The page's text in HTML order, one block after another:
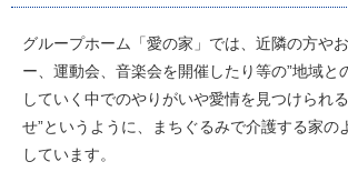
グループホーム「愛の家」では、近隣の方や
ー、運動会、音楽会を開催したり等の”地域と
していく中でのやりがいや愛情を見つけられ
せ”というように、まちぐるみで介護する家の
しています。